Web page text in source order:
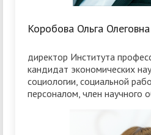
Коробова Ольга Олеговна
директор Института
кандидат экономических
социологии, социальной
персоналом, член научного